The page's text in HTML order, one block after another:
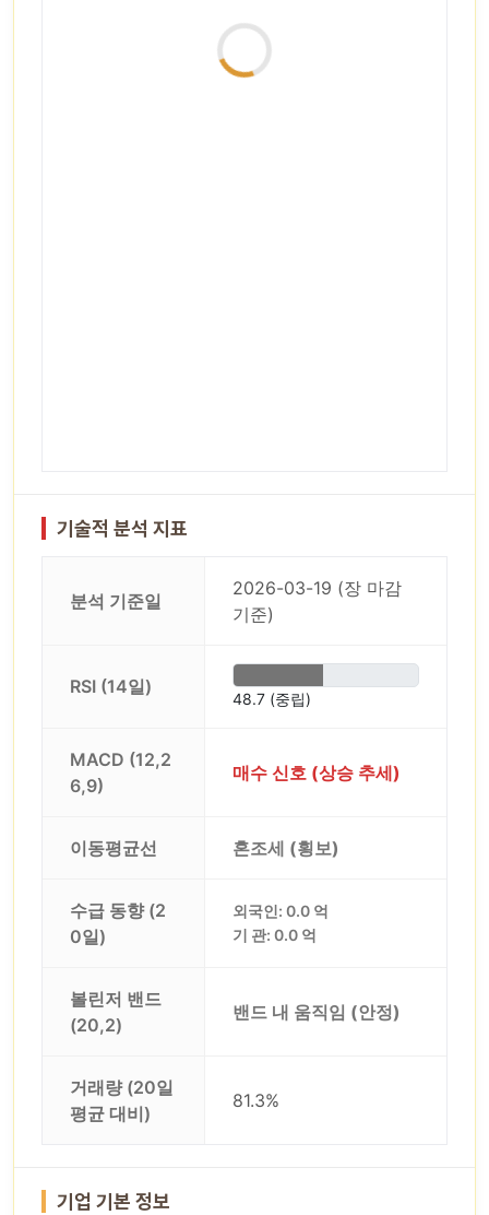
기술적 분석 지표
분석 기준일
2026-03-19 (장 마감
기준)
RSI (14일)
48.7 (중립)
MACD (12,2
6,9)
매수 신호 (상승 추세)
이동평균선 혼조세 (횡보)
수급 동향 (2
0일)
외국인: 0.0 억
기 관: 0.0 억
볼린저 밴드
(20,2)
밴드 내 움직임 (안정)
거래량 (20일
평균 대비)
81.3%
기업 기본 정보